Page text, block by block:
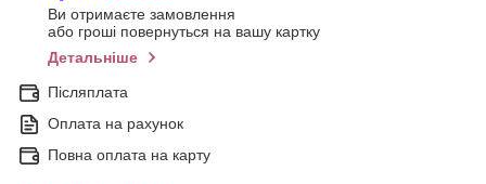
Ви отримаєте замовлення
або гроші повернуться на вашу картку
Детальніше
Післяплата
Оплата на рахунок
Повна оплата на карту